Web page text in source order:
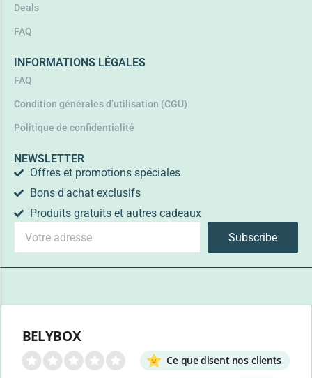
Deals
FAQ
INFORMATIONS LÉGALES
FAQ
Condition générales d’utilisation (CGU)
Politique de confidentialité
NEWSLETTER
Offres et promotions spéciales
Bons d'achat exclusifs
Produits gratuits et autres cadeaux
Subscribe
BELYBOX
Ce que disent nos clients